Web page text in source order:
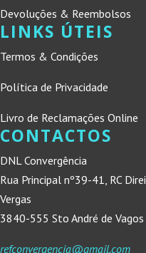
Devoluções & Reembolsos
LINKS ÚTEIS
Termos & Condições
Política de Privacidade
Livro de Reclamações Online
CONTACTOS
DNL Convergência
Rua Principal nº39-41, RC
Vergas
3840-555 Sto André de Vagos
refconvergencia@gmail.com